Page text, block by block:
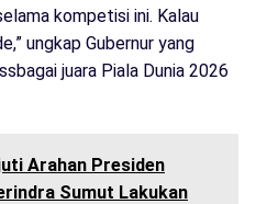
kompetisi ini. Kalau
ungkap Gubernur yang
juara Piala Dunia 2026
Arahan Presiden
Sumut Lakukan